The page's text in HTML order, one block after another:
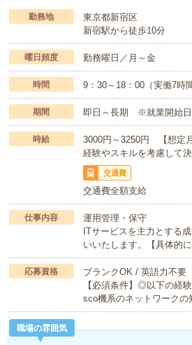
勤務地
東京都新宿区
新宿駅から徒歩10分
曜日頻度 勤務曜日／月～金
時間 9：30～18：00（実働7時
期間 即日～長期 ※就業開始日
時給
3000円～3250円 【想定
経験やスキルを考慮して決
交通費
交通費全額支給
仕事内容
運用管理・保守
ITサービスを主力とする
いいたします。【具体的
応募資格
ブランクOK / 英語力不要
【必須条件】◎以下の経
sco機系のネットワーク
職場の雰囲気